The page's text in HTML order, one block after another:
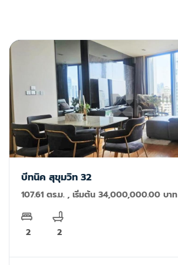
บีทนิค สุขุมวิท 32
107.61 ตร.ม. , เริ่มต้น 34,000,000.00 บาท
2 2